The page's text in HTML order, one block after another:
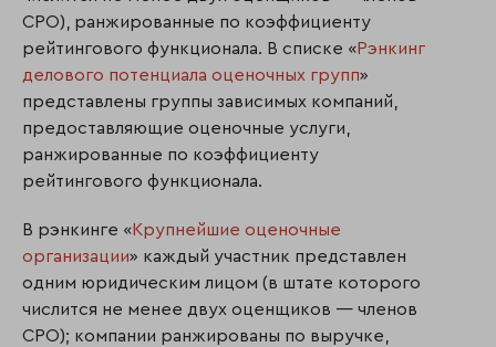
СРО), ранжированные по коэффициенту
рейтингового функционала. В списке «Рэнкинг
делового потенциала оценочных групп»
представлены группы зависимых компаний,
предоставляющие оценочные услуги,
ранжированные по коэффициенту
рейтингового функционала.
В рэнкинге «Крупнейшие оценочные
организации» каждый участник представлен
одним юридическим лицом (в штате которого
числится не менее двух оценщиков — членов
СРО); компании ранжированы по выручке,